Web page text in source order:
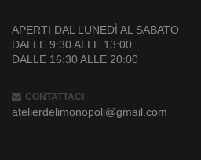
APERTI DAL LUNEDÌ AL SABATO
DALLE 9:30 ALLE 13:00
DALLE 16:30 ALLE 20:00
CONTATTACI
atelierdelimonopoli@gmail.com